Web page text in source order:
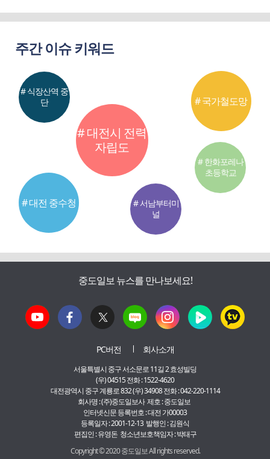
주간 이슈 키워드
# 대전시 전력
자립도
# 대전 중수청
# 국가철도망
# 식장산역 중
단
# 서남부터미
널
# 한화포레나
초등학교
중도일보 뉴스를 만나보세요!
PC버전 회사소개
서울특별시 중구 서소문로 11길 2 효성빌딩
(우) 04515 전화 : 1522-4620
대전광역시 중구 계룡로 832 (우) 34908 전화 : 042-220-1114
회사명 : (주)중도일보사 제호 : 중도일보
인터넷신문 등록번호 : 대전 가00003
등록일자 : 2001-12-13 발행인 : 김원식
편집인 : 유영돈 청소년보호책임자 : 박태구
Copyright © 2020 중도일보 All rights reserved.